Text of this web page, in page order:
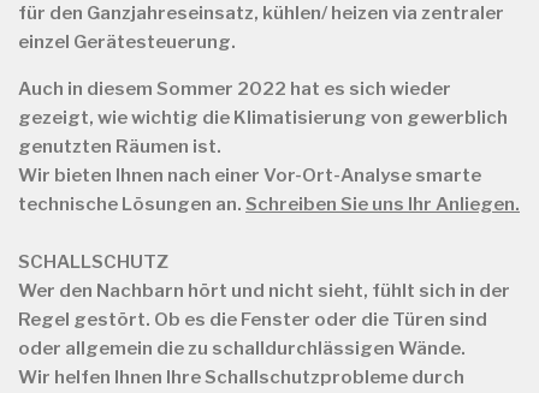
für den Ganzjahreseinsatz, kühlen/ heizen via zentraler
einzel Gerätesteuerung.
Auch in diesem Sommer 2022 hat es sich wieder
gezeigt, wie wichtig die Klimatisierung von gewerblich
genutzten Räumen ist.
Wir bieten Ihnen nach einer Vor-Ort-Analyse smarte
technische Lösungen an. Schreiben Sie uns Ihr Anliegen.
SCHALLSCHUTZ
Wer den Nachbarn hört und nicht sieht, fühlt sich in der
Regel gestört. Ob es die Fenster oder die Türen sind
oder allgemein die zu schalldurchlässigen Wände.
Wir helfen Ihnen Ihre Schallschutzprobleme durch